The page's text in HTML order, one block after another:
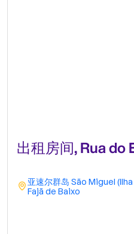
出租房间, Rua do
亚速尔群岛 São Miguel
Fajã de Baixo